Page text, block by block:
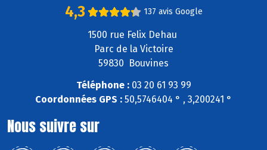
4,3 137 avis Google
1500 rue Felix Dehau
Parc de la Victoire
59830 Bouvines
Téléphone :03 20 61 93 99
Coordonnées GPS : 50,5746404 ° , 3,200241 °
Nous suivre sur